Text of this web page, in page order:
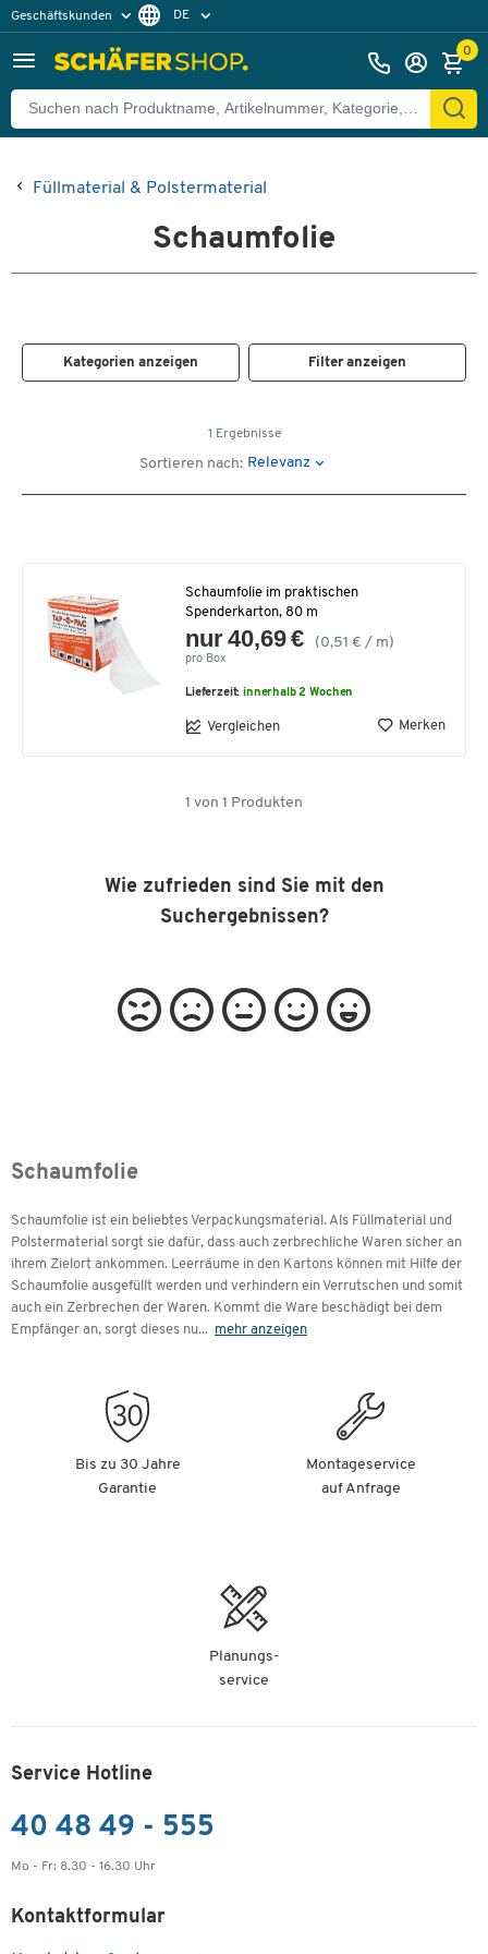
Geschäftskunden DE
0
Füllmaterial & Polstermaterial
Schaumfolie
Kategorien anzeigen Filter anzeigen
1 Ergebnisse
Sortieren nach: Relevanz
Schaumfolie im praktischen
Spenderkarton, 80 m
nur 40,69 € (0,51 € / m)
pro Box
Lieferzeit:innerhalb 2 Wochen
Vergleichen Merken
1 von 1 Produkten
Wie zufrieden sind Sie mit den
Suchergebnissen?
Schaumfolie
Schaumfolie ist ein beliebtes Verpackungsmaterial. Als Füllmaterial und
Polstermaterial sorgt sie dafür, dass auch zerbrechliche Waren sicher an
ihrem Zielort ankommen. Leerräume in den Kartons können mit Hilfe der
Schaumfolie ausgefüllt werden und verhindern ein Verrutschen und somit
auch ein Zerbrechen der Waren. Kommt die Ware beschädigt bei dem
Empfänger an, sorgt dieses nu... mehr anzeigen
Bis zu 30 Jahre
Garantie
Montageservice
auf Anfrage
Planungs-
service
Service Hotline
40 48 49 - 555
Mo - Fr: 8.30 - 16.30 Uhr
Kontaktformular